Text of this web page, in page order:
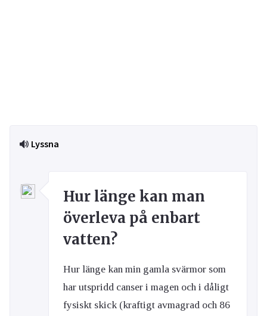
Lyssna
Hur länge kan man
överleva på enbart
vatten?
Hur länge kan min gamla svärmor som
har utspridd canser i magen och i dåligt
fysiskt skick (kraftigt avmagrad och 86